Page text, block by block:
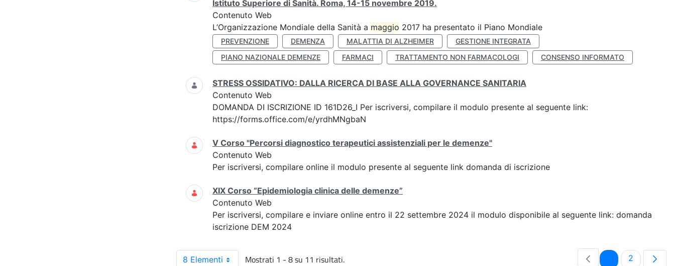
Istituto Superiore di Sanità. Roma, 14-15 novembre 2019.
Contenuto Web
L’Organizzazione Mondiale della Sanità a maggio 2017 ha presentato il Piano Mondiale
PREVENZIONE DEMENZA MALATTIA DI ALZHEIMER
GESTIONE INTEGRATA
PIANO NAZIONALE DEMENZE
FARMACI TRATTAMENTO NON FARMACOLOGI CONSENSO INFORMATO
STRESS OSSIDATIVO: DALLA RICERCA DI BASE ALLA GOVERNANCE SANITARIA
Contenuto Web
DOMANDA DI ISCRIZIONE ID 161D26_I Per iscriversi, compilare il modulo presente al seguente link:
https://forms.office.com/e/yrdhMNgbaN
V Corso "Percorsi diagnostico terapeutici assistenziali per le demenze"
Contenuto Web
Per iscriversi, compilare online il modulo presente al seguente link domanda di iscrizione
XIX Corso “Epidemiologia clinica delle demenze”
Contenuto Web
Per iscriversi, compilare e inviare online entro il 22 settembre 2024 il modulo disponibile al seguente link: domanda
iscrizione DEM 2024
8 Elementi Mostrati 1 - 8 su 11 risultati. PaginaPagina
2